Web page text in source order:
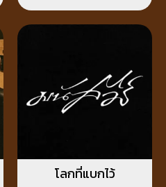
โลกที่แบกไว้